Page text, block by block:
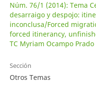
Núm. 76/1 (2014): Tema
desarraigo y despojo:
inconclusa/Forced
forced itinerancy,
TC Myriam Ocampo Prado
Sección
Otros Temas